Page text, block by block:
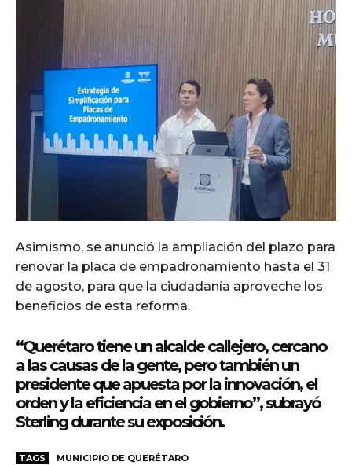
Asimismo, se anunció la ampliación del plazo para
renovar la placa de empadronamiento hasta el 31
de agosto, para que la ciudadanía aproveche los
beneficios de esta reforma.
“Querétaro tiene un alcalde callejero, cercano
a las causas de la gente, pero también un
presidente que apuesta por la innovación, el
orden y la eficiencia en el gobierno”, subrayó
Sterling durante su exposición.
TAGS MUNICIPIO DE QUERÉTARO